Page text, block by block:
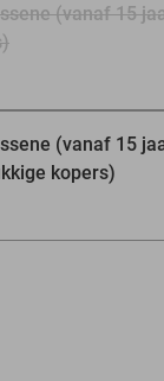
(vanaf 15
(vanaf 15
kopers)